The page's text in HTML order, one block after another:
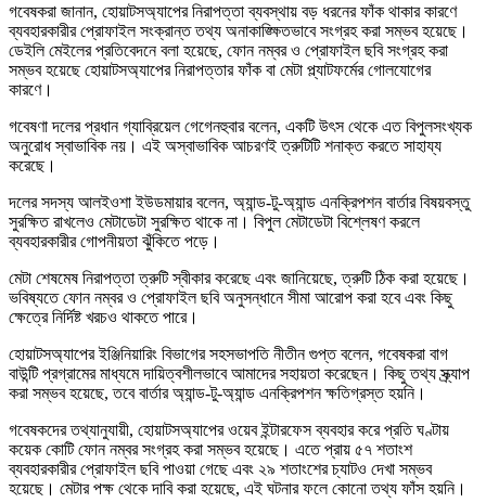
গবেষকরা জানান, হোয়াটসঅ্যাপের নিরাপত্তা ব্যবস্থায় বড় ধরনের ফাঁক থাকার কারণে
ব্যবহারকারীর প্রোফাইল সংক্রান্ত তথ্য অনাকাঙ্ক্ষিতভাবে সংগ্রহ করা সম্ভব হয়েছে।
ডেইলি মেইলের প্রতিবেদনে বলা হয়েছে, ফোন নম্বর ও প্রোফাইল ছবি সংগ্রহ করা
সম্ভব হয়েছে হোয়াটসঅ্যাপের নিরাপত্তার ফাঁক বা মেটা প্ল্যাটফর্মের গোলযোগের
কারণে।
গবেষণা দলের প্রধান গ্যাব্রিয়েল গেগেনহুবার বলেন, একটি উৎস থেকে এত বিপুলসংখ্যক
অনুরোধ স্বাভাবিক নয়। এই অস্বাভাবিক আচরণই ত্রুটিটি শনাক্ত করতে সাহায্য
করেছে।
দলের সদস্য আলইওশা ইউডমায়ার বলেন, অ্যান্ড-টু-অ্যান্ড এনক্রিপশন বার্তার বিষয়বস্তু
সুরক্ষিত রাখলেও মেটাডেটা সুরক্ষিত থাকে না। বিপুল মেটাডেটা বিশ্লেষণ করলে
ব্যবহারকারীর গোপনীয়তা ঝুঁকিতে পড়ে।
মেটা শেষমেষ নিরাপত্তা ত্রুটি স্বীকার করেছে এবং জানিয়েছে, ত্রুটি ঠিক করা হয়েছে।
ভবিষ্যতে ফোন নম্বর ও প্রোফাইল ছবি অনুসন্ধানে সীমা আরোপ করা হবে এবং কিছু
ক্ষেত্রে নির্দিষ্ট খরচও থাকতে পারে।
হোয়াটসঅ্যাপের ইঞ্জিনিয়ারিং বিভাগের সহসভাপতি নীতীন গুপ্ত বলেন, গবেষকরা বাগ
বাউন্টি প্রগ্রামের মাধ্যমে দায়িত্বশীলভাবে আমাদের সহায়তা করেছেন। কিছু তথ্য স্ক্র্যাপ
করা সম্ভব হয়েছে, তবে বার্তার অ্যান্ড-টু-অ্যান্ড এনক্রিপশন ক্ষতিগ্রস্ত হয়নি।
গবেষকদের তথ্যানুযায়ী, হোয়াটসঅ্যাপের ওয়েব ইন্টারফেস ব্যবহার করে প্রতি ঘণ্টায়
কয়েক কোটি ফোন নম্বর সংগ্রহ করা সম্ভব হয়েছে। এতে প্রায় ৫৭ শতাংশ
ব্যবহারকারীর প্রোফাইল ছবি পাওয়া গেছে এবং ২৯ শতাংশের চ্যাটও দেখা সম্ভব
হয়েছে। মেটার পক্ষ থেকে দাবি করা হয়েছে, এই ঘটনার ফলে কোনো তথ্য ফাঁস হয়নি।